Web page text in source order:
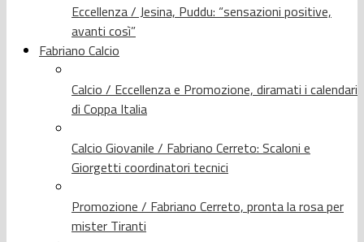
Eccellenza / Jesina, Puddu: “sensazioni positive,
avanti così”
Fabriano Calcio
Calcio / Eccellenza e Promozione, diramati i calendari
di Coppa Italia
Calcio Giovanile / Fabriano Cerreto: Scaloni e
Giorgetti coordinatori tecnici
Promozione / Fabriano Cerreto, pronta la rosa per
mister Tiranti